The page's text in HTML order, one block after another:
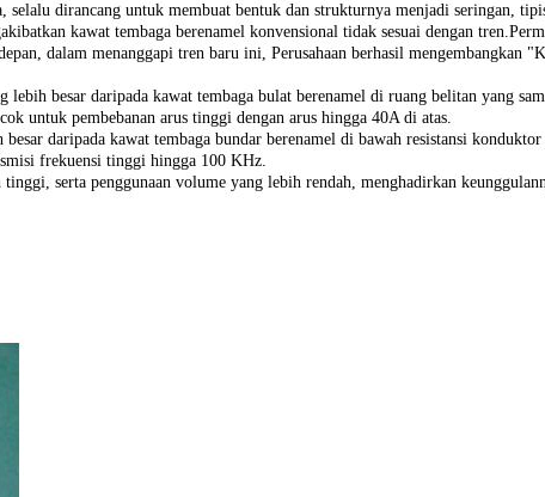
dirancang untuk membuat bentuk dan strukturnya menjadi seringan,
kawat tembaga berenamel konvensional tidak sesuai dengan
dalam menanggapi tren baru ini, Perusahaan berhasil mengembangkan
besar daripada kawat tembaga bulat berenamel di ruang belitan yang
untuk pembebanan arus tinggi dengan arus hingga 40A di atas.
daripada kawat tembaga bundar berenamel di bawah resistansi
frekuensi tinggi hingga 100 KHz.
serta penggunaan volume yang lebih rendah, menghadirkan